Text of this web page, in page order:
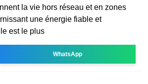
la vie hors réseau et en zones
une énergie fiable et
est le plus
WhatsApp